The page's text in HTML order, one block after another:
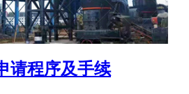
请程序及手续